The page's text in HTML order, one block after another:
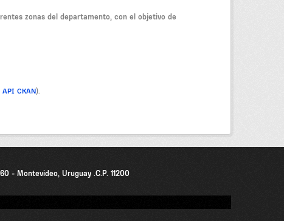
zonas del departamento, con el objetivo de
API CKAN).
- Montevideo, Uruguay .C.P. 11200